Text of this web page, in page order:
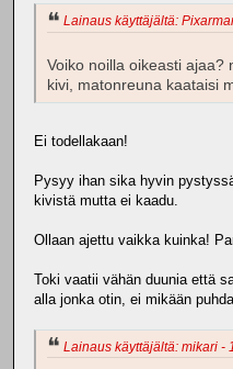
Lainaus käyttäjältä:
Voiko noilla oikeasti ajaa?
kivi, matonreuna kaataisi
Ei todellakaan!
Pysyy ihan sika hyvin
kivistä mutta ei kaadu.
Ollaan ajettu vaikka kuinka!
Toki vaatii vähän duunia että
alla jonka otin, ei mikään
Lainaus käyttäjältä: mikari -